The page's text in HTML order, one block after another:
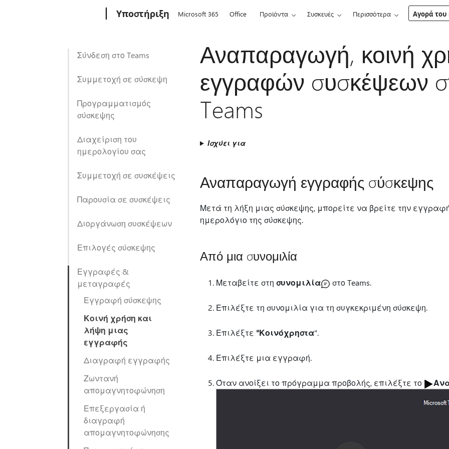
Υποστήριξη Microsoft 365 Office Προϊόντα Συσκευές Περισσότερα Αγορά του
Σύνδεση στο Teams
Συμμετοχή σε σύσκεψη
Προγραμματισμός
σύσκεψης
Διαχείριση του
ημερολογίου σας
Συμμετοχή σε συσκέψεις
Παρουσία σε συσκέψεις
Διοργάνωση συσκέψεων
Επιλογές σύσκεψης
Εγγραφές &
μεταγραφές
Εγγραφή σύσκεψης
Κοινή χρήση και
λήψη μιας
εγγραφής
Διαγραφή εγγραφής
Ζωντανή
απομαγνητοφώνηση
Επεξεργασία ή
διαγραφή
απομαγνητοφώνησης
Αναπαραγωγή, κοινή
εγγραφών συσκέψεων
Teams
Ισχύει για
Αναπαραγωγή εγγραφής σύσκεψης
Μετά τη λήξη μιας σύσκεψης, μπορείτε να βρείτε την
ημερολόγιο της σύσκεψης.
Από μια συνομιλία
Μεταβείτε στη συνομιλία στο Teams.
Επιλέξτε τη συνομιλία για τη συγκεκριμένη σύσκεψη.
Επιλέξτε "Κοινόχρηστα".
Επιλέξτε μια εγγραφή.
Όταν ανοίξει το πρόγραμμα προβολής, επιλέξτε το